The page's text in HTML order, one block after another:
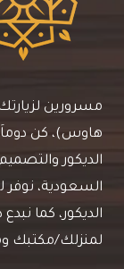
مسرورين
هاوس)، كن دوماَ
الديكور
السعودية،
الديكور، كما
لمنزلك/مكتبك